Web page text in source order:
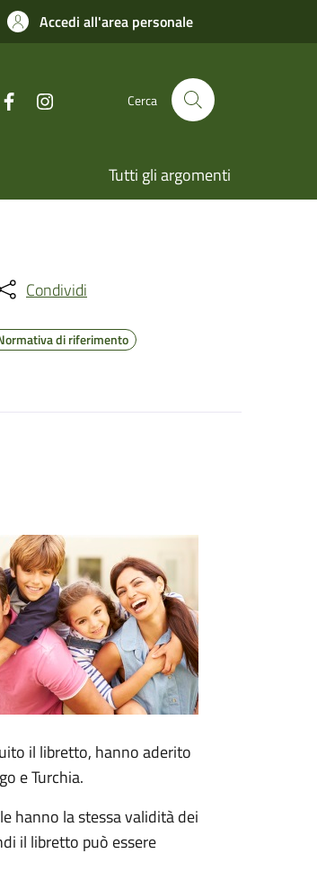
Accedi all'area personale
Cerca
Tutti gli argomenti
Condividi
di riferimento
il libretto, hanno aderito
e Turchia.
hanno la stessa validità dei
il libretto può essere